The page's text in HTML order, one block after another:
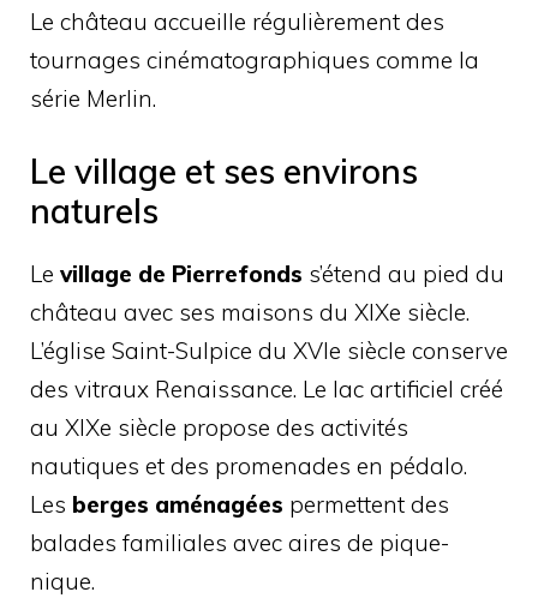
Le château accueille régulièrement des
tournages cinématographiques comme la
série Merlin.
Le village et ses environs
naturels
Le village de Pierrefonds s’étend au pied du
château avec ses maisons du XIXe siècle.
L’église Saint-Sulpice du XVIe siècle conserve
des vitraux Renaissance. Le lac artificiel créé
au XIXe siècle propose des activités
nautiques et des promenades en pédalo.
Les berges aménagées permettent des
balades familiales avec aires de pique-
nique.